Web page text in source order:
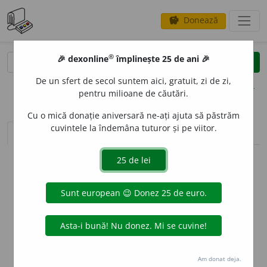
savings Donează
clear
opțiuni
sinteza definițiilor (1) definiții (7) conjugări
info
Aceste definiții sunt compilate de
echipa dexonline. Definițiile
originale se află pe filadefiniții.
preferințe
🎉 dexonline® împlinește 25 de ani 🎉
De un sfert de secol suntem aici, gratuit, zi de zi,
pentru milioane de căutări.
Cu o mică donație aniversară ne-ați ajuta să păstrăm
cuvintele la îndemâna tuturor și pe viitor.
Am donat deja.